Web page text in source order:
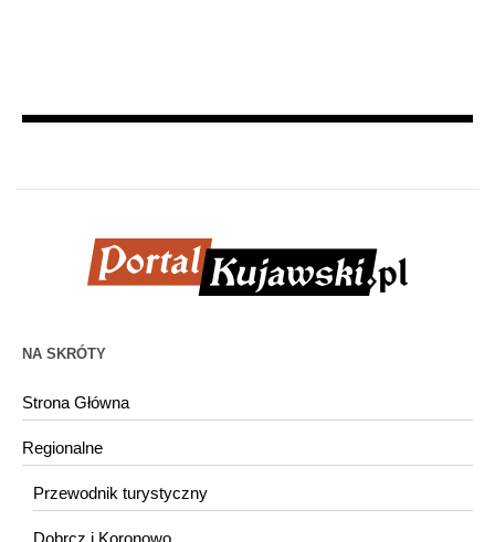
NA SKRÓTY
Strona Główna
Regionalne
Przewodnik turystyczny
Dobrcz i Koronowo